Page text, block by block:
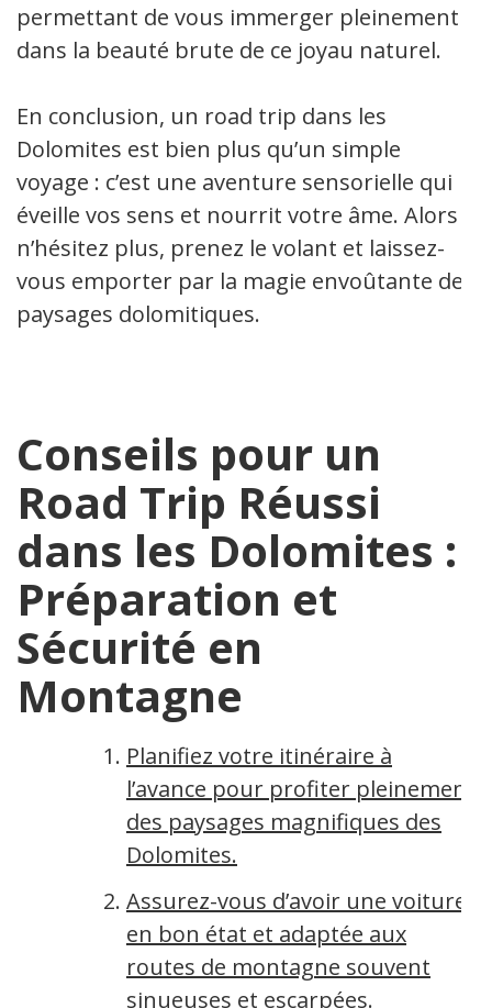
permettant de vous immerger pleinement
dans la beauté brute de ce joyau naturel.
En conclusion, un road trip dans les
Dolomites est bien plus qu’un simple
voyage : c’est une aventure sensorielle qui
éveille vos sens et nourrit votre âme. Alors
n’hésitez plus, prenez le volant et laissez-
vous emporter par la magie envoûtante des
paysages dolomitiques.
Conseils pour un
Road Trip Réussi
dans les Dolomites :
Préparation et
Sécurité en
Montagne
Planifiez votre itinéraire à
l’avance pour profiter pleinement
des paysages magnifiques des
Dolomites.
Assurez-vous d’avoir une voiture
en bon état et adaptée aux
routes de montagne souvent
sinueuses et escarpées.